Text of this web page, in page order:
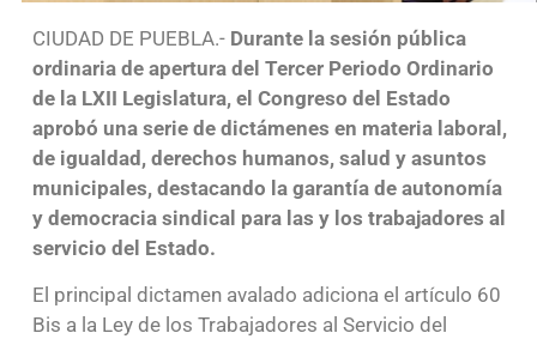
CIUDAD DE PUEBLA.- Durante la sesión pública
ordinaria de apertura del Tercer Periodo Ordinario
de la LXII Legislatura, el Congreso del Estado
aprobó una serie de dictámenes en materia laboral,
de igualdad, derechos humanos, salud y asuntos
municipales, destacando la garantía de autonomía
y democracia sindical para las y los trabajadores al
servicio del Estado.
El principal dictamen avalado adiciona el artículo 60
Bis a la Ley de los Trabajadores al Servicio del